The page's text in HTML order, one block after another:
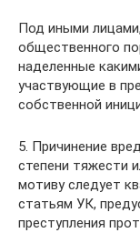
Под иными
общественного
наделенные
участвующие в
собственной
5. Причинение
степени тяжести
мотиву следует
статьям УК,
преступления